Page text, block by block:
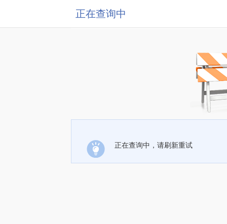
正在查询中
正在查询中，请刷新重试